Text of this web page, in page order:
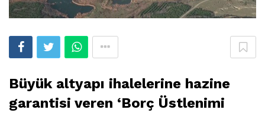
Büyük altyapı ihalelerine hazine
garantisi veren ‘Borç Üstlenimi